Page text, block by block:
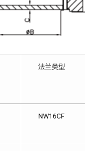
法兰类型
NW16CF